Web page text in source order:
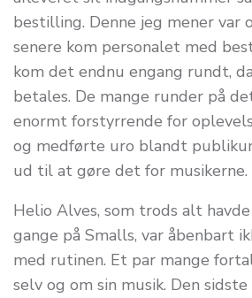
bestilling. Denne jeg mener var
senere kom personalet med
kom det endnu engang rundt,
betales. De mange runder på
enormt forstyrrende for
og medførte uro blandt
ud til at gøre det for musikerne.
Helio Alves, som trods alt
gange på Smalls, var åbenbart
med rutinen. Et par mange
selv og om sin musik. Den